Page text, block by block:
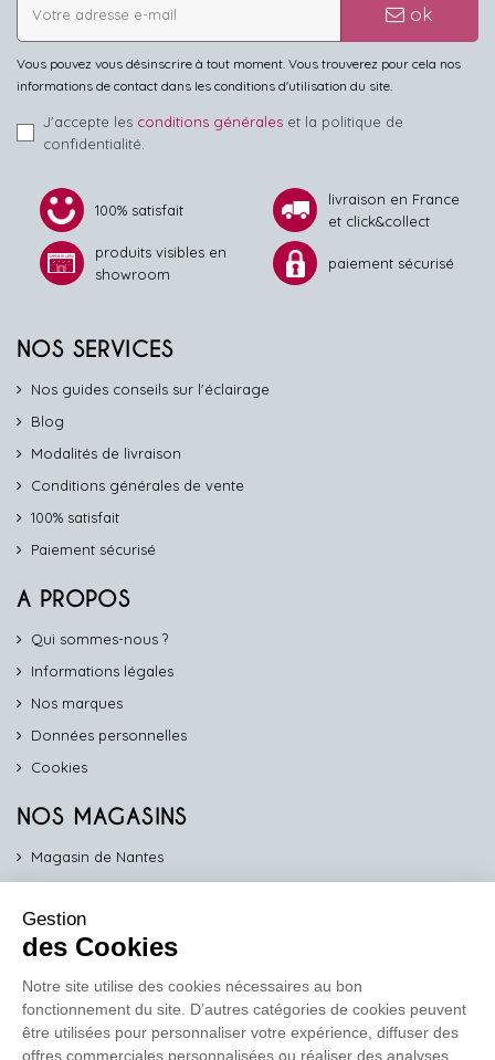
ok
Vous pouvez vous désinscrire à tout moment. Vous trouverez pour cela nos
informations de contact dans les conditions d'utilisation du site.
J'accepte les conditions générales et la politique de
confidentialité.
100% satisfait
livraison en France
et click&collect
produits visibles en
showroom
paiement sécurisé
NOS SERVICES
Nos guides conseils sur l'éclairage
Blog
Modalités de livraison
Conditions générales de vente
100% satisfait
Paiement sécurisé
A PROPOS
Qui sommes-nous ?
Informations légales
Nos marques
Données personnelles
Cookies
NOS MAGASINS
Magasin de Nantes
Magasin de Vannes
Magasin d'Orléans
COMPTOIR PRO
Gestion
des Cookies
Notre site utilise des cookies nécessaires au bon
fonctionnement du site. D’autres catégories de cookies peuvent
être utilisées pour personnaliser votre expérience, diffuser des
offres commerciales personnalisées ou réaliser des analyses